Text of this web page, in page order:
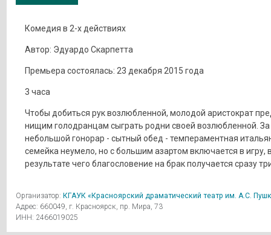
Комедия в 2-х действиях
Автор: Эдуардо Скарпетта
Премьера состоялась: 23 декабря 2015 года
3 часа
Чтобы добиться рук возлюбленной, молодой аристократ
нищим голодранцам сыграть родни своей возлюбленной. За
небольшой гонорар - сытный обед - темпераментная
семейка неумело, но с большим азартом включается в игру,
результате чего благословение на брак получается сразу
Организатор: КГАУК «Красноярский драматический театр им. А.С.
Адрес: 660049, г. Красноярск, пр. Мира, 73
ИНН: 2466019025